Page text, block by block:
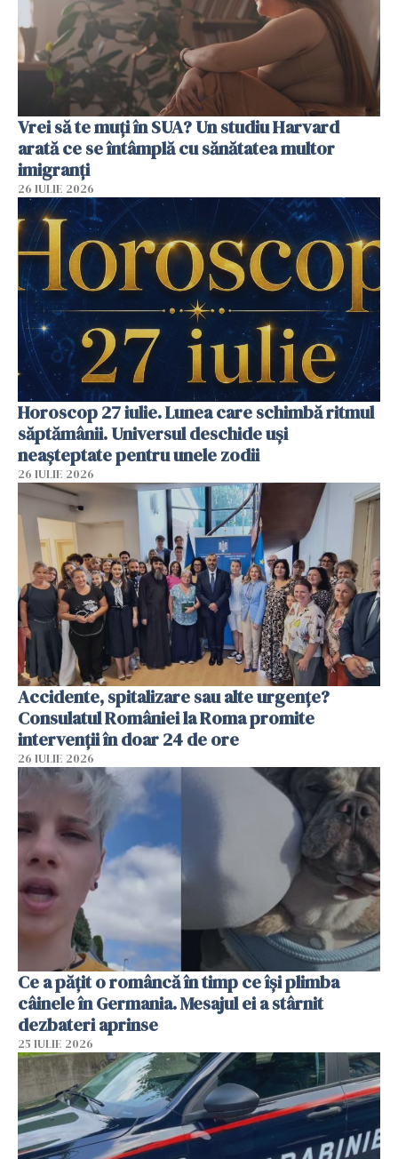
Vrei să te muți în SUA? Un studiu Harvard
arată ce se întâmplă cu sănătatea multor
imigranți
26 IULIE 2026
Horoscop 27 iulie. Lunea care schimbă ritmul
săptămânii. Universul deschide uși
neașteptate pentru unele zodii
26 IULIE 2026
Accidente, spitalizare sau alte urgențe?
Consulatul României la Roma promite
intervenții în doar 24 de ore
26 IULIE 2026
Ce a pățit o româncă în timp ce își plimba
câinele în Germania. Mesajul ei a stârnit
dezbateri aprinse
25 IULIE 2026